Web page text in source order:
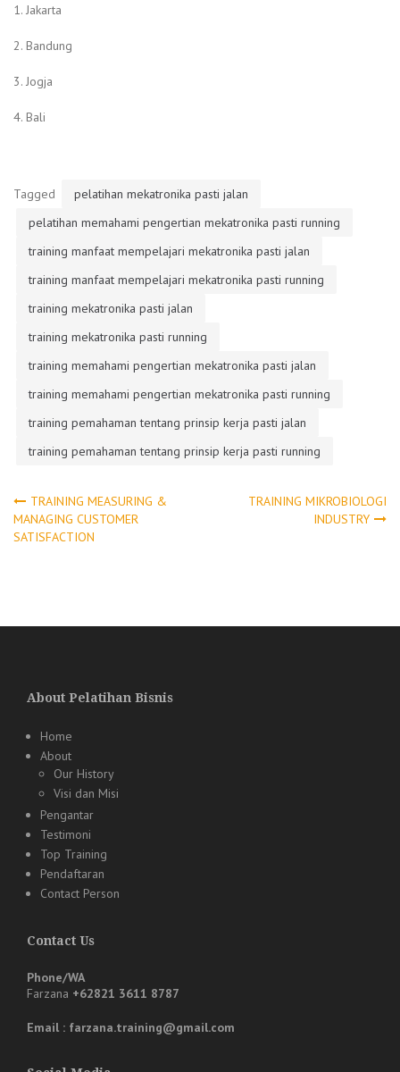
1. Jakarta
2. Bandung
3. Jogja
4. Bali
Tagged
pelatihan mekatronika pasti jalan
pelatihan memahami pengertian mekatronika pasti running
training manfaat mempelajari mekatronika pasti jalan
training manfaat mempelajari mekatronika pasti running
training mekatronika pasti jalan
training mekatronika pasti running
training memahami pengertian mekatronika pasti jalan
training memahami pengertian mekatronika pasti running
training pemahaman tentang prinsip kerja pasti jalan
training pemahaman tentang prinsip kerja pasti running
Post
navigation
TRAINING MEASURING &
MANAGING CUSTOMER
SATISFACTION
TRAINING MIKROBIOLOGI
INDUSTRY
About Pelatihan Bisnis
Home
About
Our History
Visi dan Misi
Pengantar
Testimoni
Top Training
Pendaftaran
Contact Person
Contact Us
Phone/WA
Farzana +62821 3611 8787
Email : farzana.training@gmail.com